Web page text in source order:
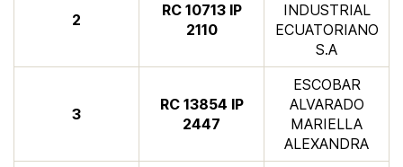
​2
​​RC 10713 IP
2110
INDUSTRIAL
ECUATORIANO
S.A​
​3
RC 13854 IP
2447​
ESCOBAR
ALVARADO
MARIELLA
ALEXANDRA​